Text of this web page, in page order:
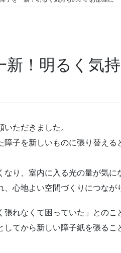
！明るく気
ただきました。
子を新しいものに張り替える
り、室内に入る光の量が気に
心地よい空間づくりにつなが
れなくて困っていた」とのこ
てから新しい障子紙を張るこ